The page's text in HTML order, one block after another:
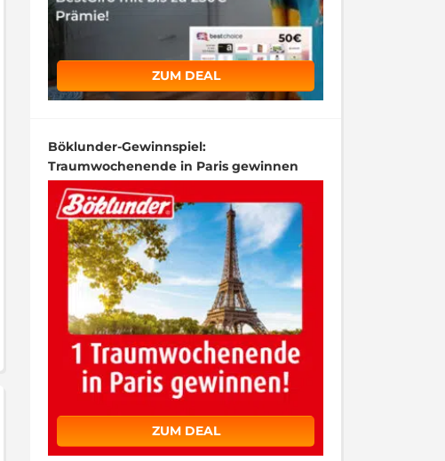
ZUM DEAL
Böklunder-Gewinnspiel:
Traumwochenende in Paris gewinnen
ZUM DEAL